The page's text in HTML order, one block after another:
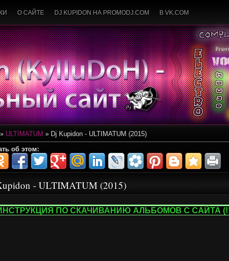
О САЙТЕ DJ KUPIDON НА PROMODJ.COM В VK.COM
» ULTIMATUM » Dj Kupidon - ULTIMATUM (2015)
об этом:
- ULTIMATUM (2015)
ПО СКАЧИВАНИЮ АЛЬБОМОВ С САЙТА